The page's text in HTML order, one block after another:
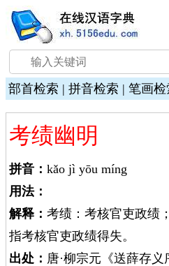
部首检索 | 拼音检索 | 笔画检
考绩幽明
拼音： kǎo jì yōu míng
用法：
解释： 考绩：考核官吏政绩
指考核官吏政绩得失。
出处： 唐·柳宗元《送薛存